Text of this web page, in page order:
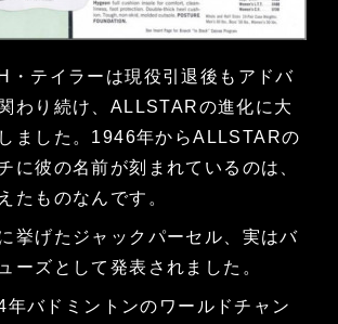
・テイラーは現役引退後もアドバ
わり続け、ALLSTARの進化に大
ました。1946年からALLSTARの
に彼の名前が刻まれているのは、
たものなんです。
挙げたジャックパーセル、実はバ
ーズとして発表されました。
バドミントンのワールドチャン